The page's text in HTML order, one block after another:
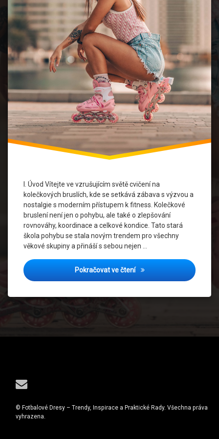
I. Úvod Vítejte ve vzrušujícím světě cvičení na
kolečkových bruslích, kde se setkává zábava s výzvou a
nostalgie s moderním přístupem k fitness. Kolečkové
bruslení není jen o pohybu, ale také o zlepšování
rovnováhy, koordinace a celkové kondice. Tato stará
škola pohybu se stala novým trendem pro všechny
věkové skupiny a přináší s sebou nejen …
Pokračovat ve čteníCvičení na kolečkových
Rovnováha
a
koordinace
Skupinové
aktivity
Sportovní
Trénink pro
začátečníky
Zábavný
trénink
E-mail
© Fotbalové Dresy – Trendy, Inspirace a Praktické Rady. Všechna práva
vyhrazena.